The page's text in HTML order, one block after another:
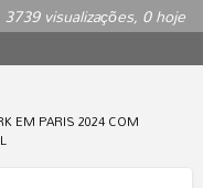
3739 visualizações, 0 hoje
EM PARIS 2024 COM